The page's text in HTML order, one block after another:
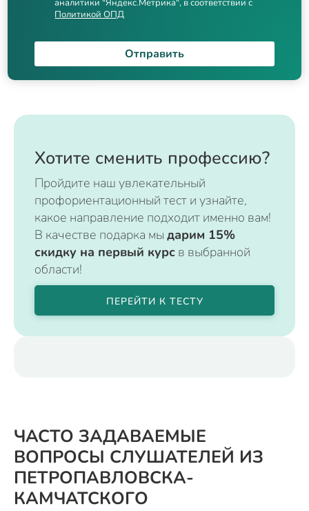
Политикой ОПД
Отправить
Хотите сменить профессию?
Пройдите наш увлекательный
профориентационный тест и узнайте,
какое направление подходит именно вам!
В качестве подарка мы дарим 15%
скидку на первый курс в выбранной
области!
ПЕРЕЙТИ К ТЕСТУ
ЧАСТО ЗАДАВАЕМЫЕ
ВОПРОСЫ СЛУШАТЕЛЕЙ ИЗ
ПЕТРОПАВЛОВСКА-
КАМЧАТСКОГО